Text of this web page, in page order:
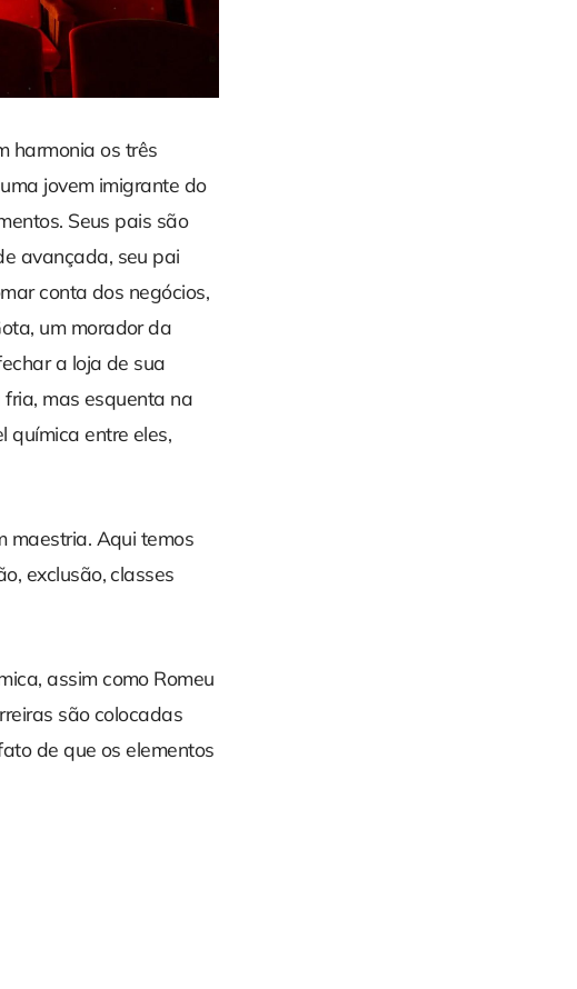
harmonia os três
jovem imigrante do
Seus pais são
avançada, seu pai
conta dos negócios,
um morador da
a loja de sua
mas esquenta na
química entre eles,
maestria. Aqui temos
exclusão, classes
assim como Romeu
são colocadas
de que os elementos